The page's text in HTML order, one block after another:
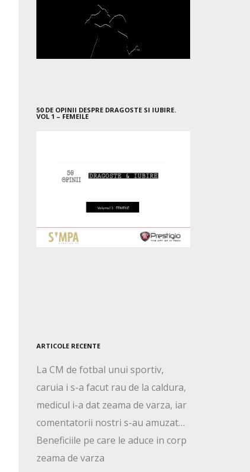
50 DE OPINII DESPRE DRAGOSTE SI IUBIRE.
VOL 1 – FEMEILE
ARTICOLE RECENTE
La CM de fotbal unui sportiv,
caruia i s-a facut rau de la caldura,
medicul i-a dat zeama de varza, iar
comentatorii nostri s-au amuzat…
Beneficiile pe care le aduce in corp
zeama de varza